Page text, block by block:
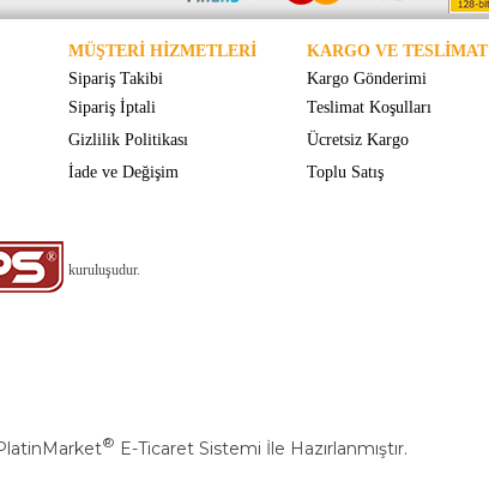
MÜŞTERİ HİZMETLERİ KARGO VE TESLİMAT
Sipariş Takibi
Kargo Gönderimi
Sipariş İptali
Teslimat Koşulları
Gizlilik Politikası
Ücretsiz Kargo
İade ve Değişim
Toplu Satış
kuruluşudur.
® E-Ticaret Sistemi İle Hazırlanmıştır.